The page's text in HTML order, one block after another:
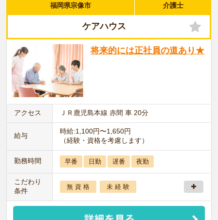
福岡県宗像市 介護士
ケアハウス
将来的には正社員の道あり★
アクセス ＪＲ鹿児島本線 赤間 車 20分
給与
時給:1,100円〜1,650円
（経験・資格を考慮します）
勤務時間 早番 日勤 遅番 夜勤
こだわり
条件
無 資 格 未 経 験